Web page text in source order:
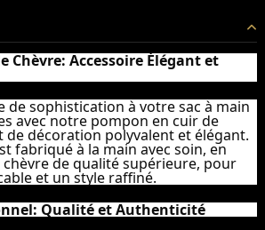
Chèvre: Accessoire Élégant et
de sophistication à votre sac à main
avec notre pompon en cuir de
de décoration polyvalent et élégant.
fabriqué à la main avec soin, en
de qualité supérieure, pour
et un style raffiné.
Qualité et Authenticité